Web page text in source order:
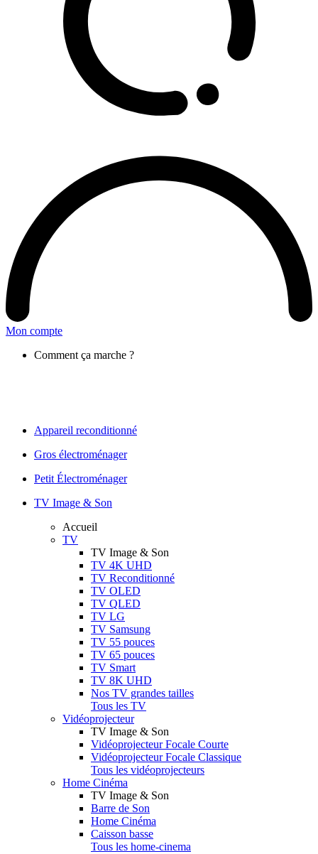
Mon compte
Comment ça marche ?
Appareil reconditionné
Gros électroménager
Petit Électroménager
TV Image & Son
Accueil
TV
TV Image & Son
TV 4K UHD
TV Reconditionné
TV OLED
TV QLED
TV LG
TV Samsung
TV 55 pouces
TV 65 pouces
TV Smart
TV 8K UHD
Nos TV grandes tailles
Tous les TV
Vidéoprojecteur
TV Image & Son
Vidéoprojecteur Focale Courte
Vidéoprojecteur Focale Classique
Tous les vidéoprojecteurs
Home Cinéma
TV Image & Son
Barre de Son
Home Cinéma
Caisson basse
Tous les home-cinema